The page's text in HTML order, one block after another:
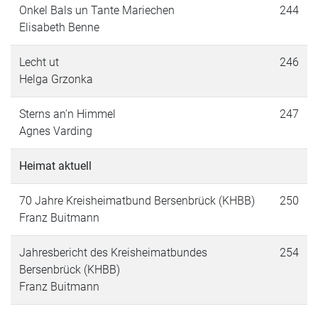
Onkel Bals un Tante Mariechen
Elisabeth Benne
244
Lecht ut
Helga Grzonka
246
Sterns an'n Himmel
Agnes Varding
247
Heimat aktuell
70 Jahre Kreisheimatbund Bersenbrück (KHBB)
Franz Buitmann
250
Jahresbericht des Kreisheimatbundes
Bersenbrück (KHBB)
Franz Buitmann
254